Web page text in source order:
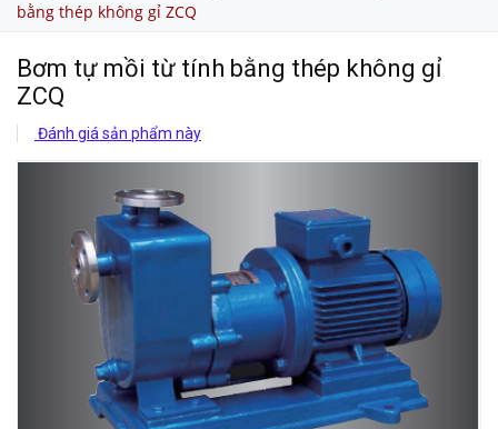
bằng thép không gỉ ZCQ
Bơm tự mồi từ tính bằng thép không gỉ
ZCQ
Đánh giá sản phẩm này